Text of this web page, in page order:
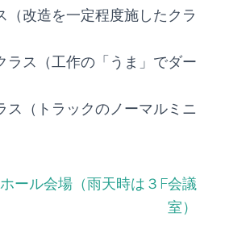
（改造を一定程度施したクラ
ラス（工作の「うま」でダー
ス（トラックのノーマルミニ
ール会場（雨天時は３F会議
室）